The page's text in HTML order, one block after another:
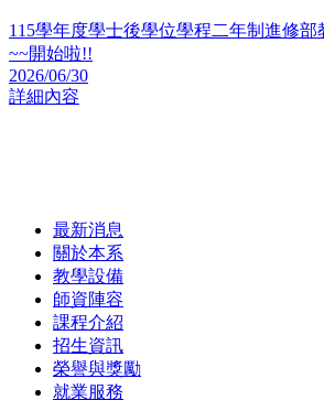
115學年度學士後學位學程二年制進修
~~開始啦!!
2026/06/30
詳細內容
最新消息
關於本系
教學設備
師資陣容
課程介紹
招生資訊
榮譽與獎勵
就業服務